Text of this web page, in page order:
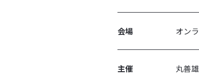
会場 オン
主催 丸善